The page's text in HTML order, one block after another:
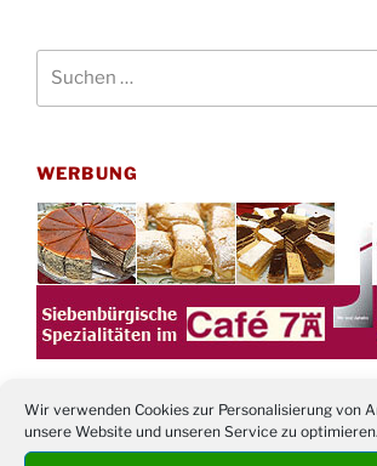
Wir verwenden Cookies zur Personalisierung von
unsere Website und unseren Service zu optimieren.
WERBUNG